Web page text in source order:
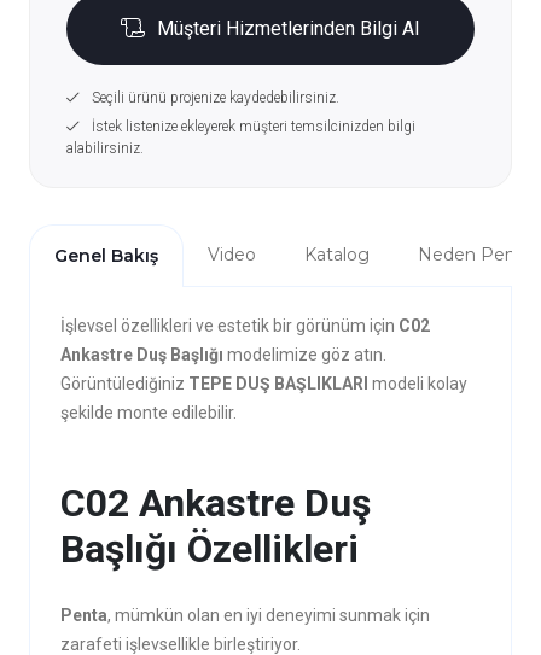
Müşteri Hizmetlerinden Bilgi Al
Seçili ürünü projenize kaydedebilirsiniz.
İstek listenize ekleyerek müşteri temsilcinizden bilgi
alabilirsiniz.
Genel Bakış Video Katalog Neden Penta?
İşlevsel özellikleri ve estetik bir görünüm için C02
Ankastre Duş Başlığı modelimize göz atın.
Görüntülediğiniz TEPE DUŞ BAŞLIKLARI modeli kolay
şekilde monte edilebilir.
C02 Ankastre Duş
Başlığı Özellikleri
Penta, mümkün olan en iyi deneyimi sunmak için
zarafeti işlevsellikle birleştiriyor.